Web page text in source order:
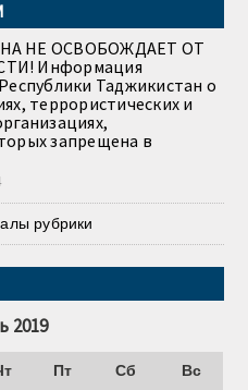
НЕ ОСВОБОЖДАЕТ ОТ
Информация
Таджикистан о
террористических и
запрещена в
рубрики
2019
Пт Сб Вс